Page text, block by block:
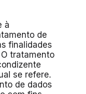
à
de
finalidades
tratamento
se refere.
de dados